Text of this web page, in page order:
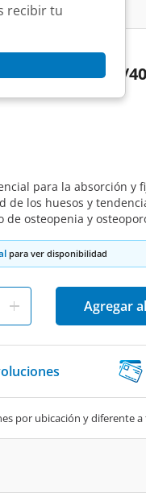
recibir tu
+D 600mg/
para la absorción y
de los huesos y
osteopenia y
para ver disponibilidad
Agregar
por ubicación y diferente a